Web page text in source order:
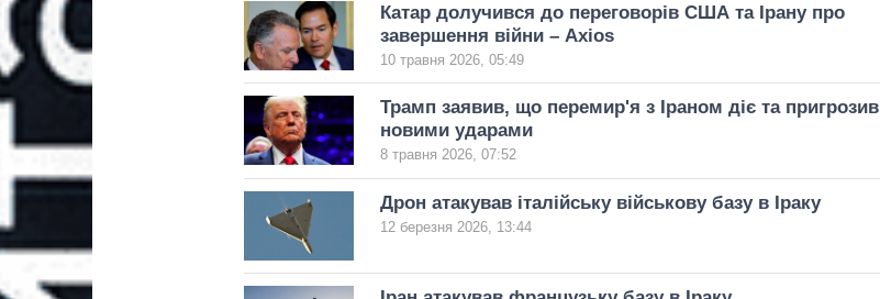
Катар долучився до переговорів США та Ірану про
завершення війни – Axios
10 травня 2026, 05:49
Трамп заявив, що перемир'я з Іраном діє та пригрозив
новими ударами
8 травня 2026, 07:52
Дрон атакував італійську військову базу в Іраку
12 березня 2026, 13:44